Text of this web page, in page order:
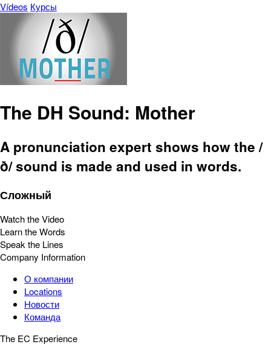
Vídeos Курсы
The DH Sound: Mother
A pronunciation expert shows how the /
ð/ sound is made and used in words.
Сложный
Watch the Video
Learn the Words
Speak the Lines
Company Information
О компании
Locations
Новости
Команда
The EC Experience